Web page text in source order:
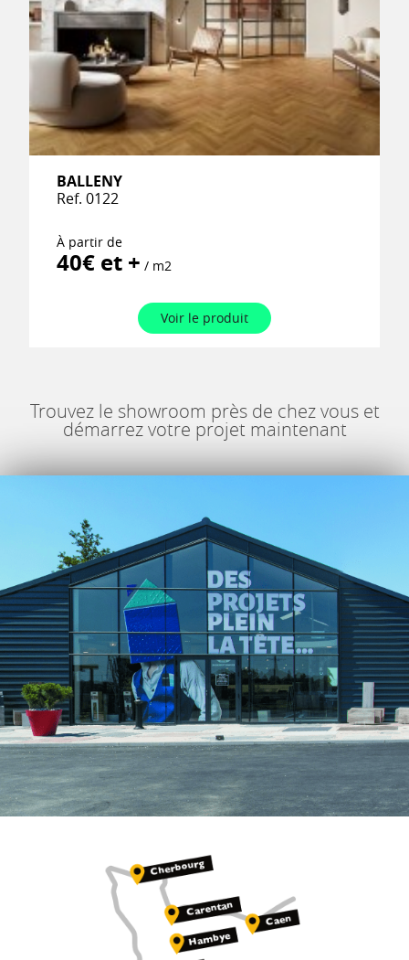
BALLENY
Ref. 0122
À partir de
40€ et + / m2
Voir le produit
Trouvez le showroom près de chez vous et
démarrez votre projet maintenant